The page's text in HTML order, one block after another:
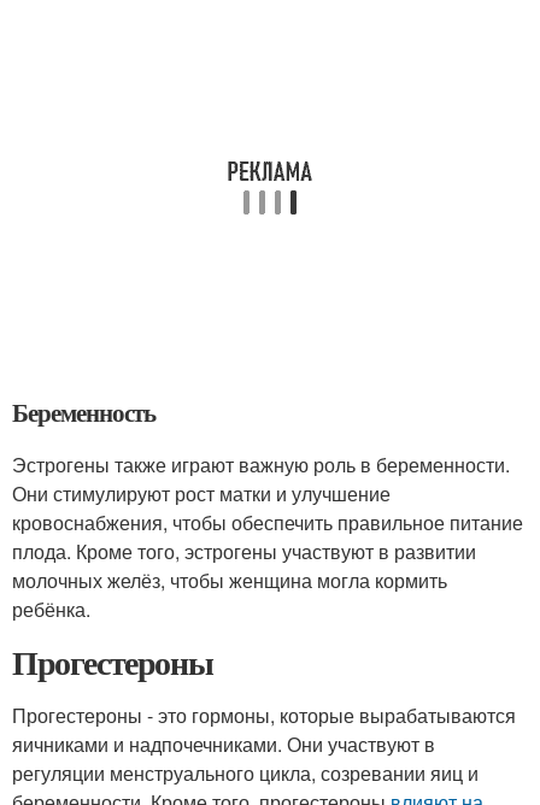
Беременность
Эстрогены также играют важную роль в беременности.
Они стимулируют рост матки и улучшение
кровоснабжения, чтобы обеспечить правильное питание
плода. Кроме того, эстрогены участвуют в развитии
молочных желёз, чтобы женщина могла кормить
ребёнка.
Прогестероны
Прогестероны - это гормоны, которые вырабатываются
яичниками и надпочечниками. Они участвуют в
регуляции менструального цикла, созревании яиц и